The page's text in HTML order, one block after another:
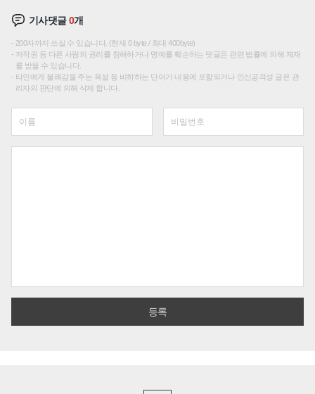
기사댓글0개
200자까지 쓰실 수 있습니다. (현재 0 byte / 최대 400byte)
저작권 등 다른 사람의 권리를 침해하거나 명예를 훼손하는 댓글은 관련 법률에 의해 제재
를 받을 수 있습니다.
타인에게 불쾌감을 주는 욕설 등 비하하는 단어가 내용에 포함되거나 인신공격성 글은 관
리자의 판단에 의해 삭제 합니다.